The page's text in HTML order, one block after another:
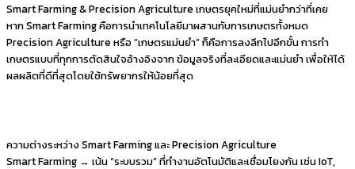
Smart Farming & Precision Agriculture เกษตรยุคใหม่ที่แม่นยำกว่าที่เคย
หาก Smart Farming คือการนำเทคโนโลยีมาผสานกับการเกษตรทั้งหมด
Precision Agriculture หรือ “เกษตรแม่นยำ” ก็คือการลงลึกไปอีกขั้น การทำ
เกษตรแบบที่ทุกการตัดสินใจอ้างอิงจาก ข้อมูลจริงที่ละเอียดและแม่นยำ เพื่อให้ได้
ผลผลิตที่ดีที่สุดโดยใช้ทรัพยากรให้น้อยที่สุด
ความต่างระหว่าง Smart Farming และ Precision Agriculture
Smart Farming → เน้น “ระบบรวม” ที่ทำงานอัตโนมัติและเชื่อมโยงกัน เช่น IoT,